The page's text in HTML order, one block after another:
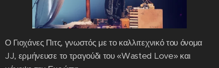
Ο Γιοχάνες Πιτς, γνωστός με το καλλιτεχνικό του όνομα
JJ, ερμήνευσε το τραγούδι του «Wasted Love» και